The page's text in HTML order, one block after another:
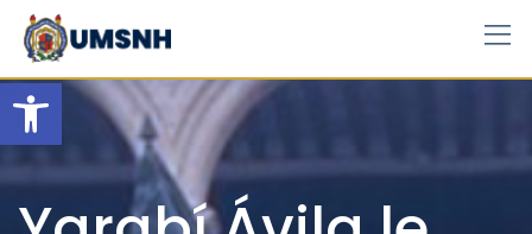
Open toolbar
Skip
content